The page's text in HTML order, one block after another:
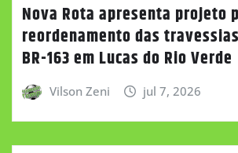
Nova Rota apresenta projeto
reordenamento das
BR-163 em Lucas do Rio Verde
Vilson Zeni jul 7, 2026